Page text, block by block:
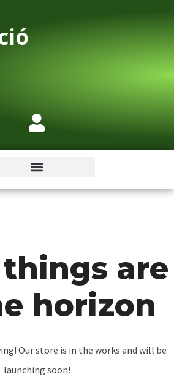
are
horizon
Our store is in the works and will be
launching soon!